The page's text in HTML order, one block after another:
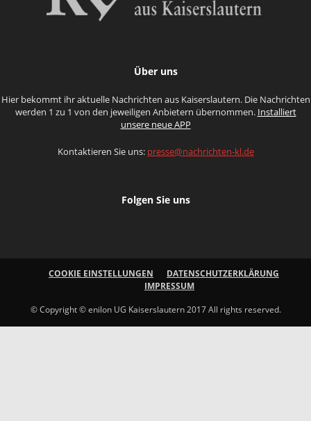
Über uns
Hier bekommt ihr aktuelle Nachrichten aus Kaiserslautern. Die Nachrichten
werden 1 zu 1 von den jeweiligen Anbietern übernommen. Installiert
unsere neue APP
Kontaktieren Sie uns: presse@nachrichten-kl.de
Folgen Sie uns
COOKIE EINSTELLUNGEN
DATENSCHUTZERKLÄRUNG
IMPRESSUM
© Copyright © enilon UG Kaiserslautern 2017 All rights reserved.